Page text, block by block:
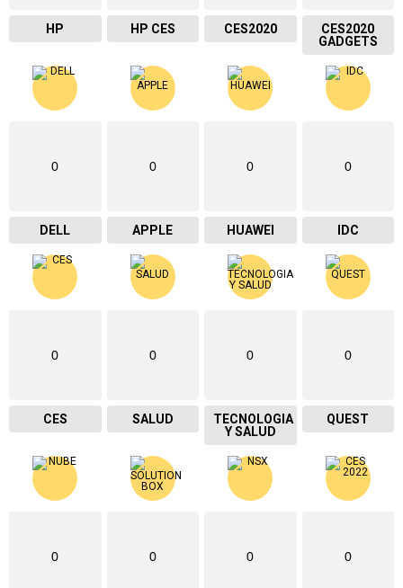
HP HP CES CES2020
CES2020
GADGETS
0
DELL
0
APPLE
0
HUAWEI
0
IDC
0
CES
0
SALUD
0
TECNOLOGIA
Y SALUD
0
QUEST
0 0 0 0